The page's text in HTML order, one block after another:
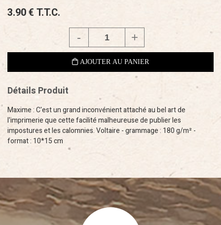
3.90€ T.T.C.
Détails Produit
Maxime : C'est un grand inconvénient attaché au bel art de
l'imprimerie que cette facilité malheureuse de publier les
impostures et les calomnies. Voltaire - grammage : 180 g/m² -
format : 10*15 cm